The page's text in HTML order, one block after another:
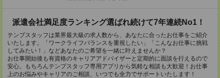
派遣会社満足度ランキング選ばれ続けて7年連続No1！
テンプスタッフは業界最大級の求人数から、あなたに合ったお仕事をご紹介
いたします。「ワークライフバランスを重視したい」「こんなお仕事に挑戦
してみたい！」などあなたのご希望を一緒に叶えませんか？
お仕事開始後も有資格のキャリアアドバイザーと定期的に面談を行えるので
安心。もちろんテンプスタッフ専用アプリから気軽な相談も大歓迎！お仕事
上のお悩みやキャリアのご相談、いつでも全力でサポートいたします！